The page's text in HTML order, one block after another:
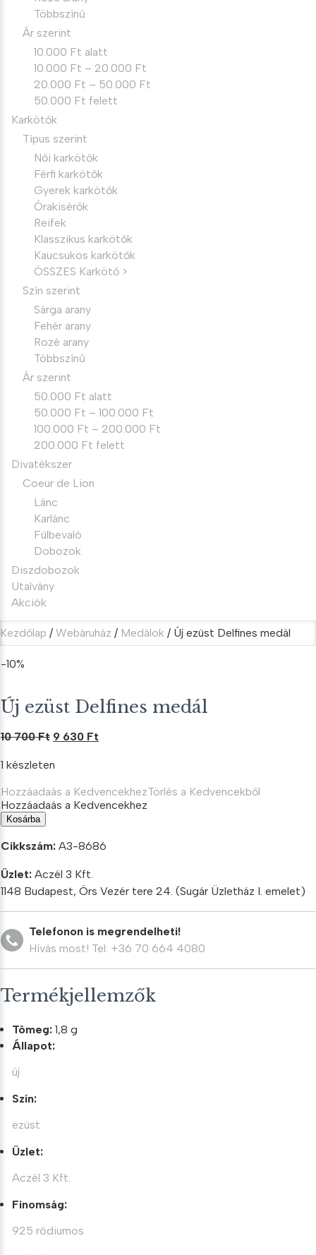
Többszínű
Ár szerint
10.000 Ft alatt
10.000 Ft – 20.000 Ft
20.000 Ft – 50.000 Ft
50.000 Ft felett
Karkötők
Típus szerint
Női karkötők
Férfi karkötők
Gyerek karkötők
Órakisérők
Reifek
Klasszikus karkötők
Kaucsukos karkötők
ÖSSZES Karkötő >
Szín szerint
Sárga arany
Fehér arany
Rozé arany
Többszínű
Ár szerint
50.000 Ft alatt
50.000 Ft – 100.000 Ft
100.000 Ft – 200.000 Ft
200.000 Ft felett
Divatékszer
Coeur de Lion
Lánc
Karlánc
Fülbevaló
Dobozok
Diszdobozok
Utalvány
Akciók
Kezdőlap / Webáruház / Medálok / Új ezüst Delfines medál
-10%
Új ezüst Delfines medál
10 700Ft Original
was:
10
700 Ft.
9 630 Ft
630 Ft.
1 készleten
Hozzáadaás a KedvencekhezTörlés a Kedvencekből
Hozzáadaás a Kedvencekhez
Új
ezüst
Delfines
mennyiség
Kosárba
Cikkszám: A3-8686
Üzlet: Aczél 3 Kft.
1148 Budapest, Örs Vezér tere 24. (Sugár Üzletház I. emelet)
Telefonon is megrendelheti!
Hívás most! Tel: +36 70 664 4080
Termékjellemzők
Tömeg: 1,8 g
Állapot:
új
Szín:
ezüst
Üzlet:
Aczél 3 Kft.
Finomság:
925 ródiumos